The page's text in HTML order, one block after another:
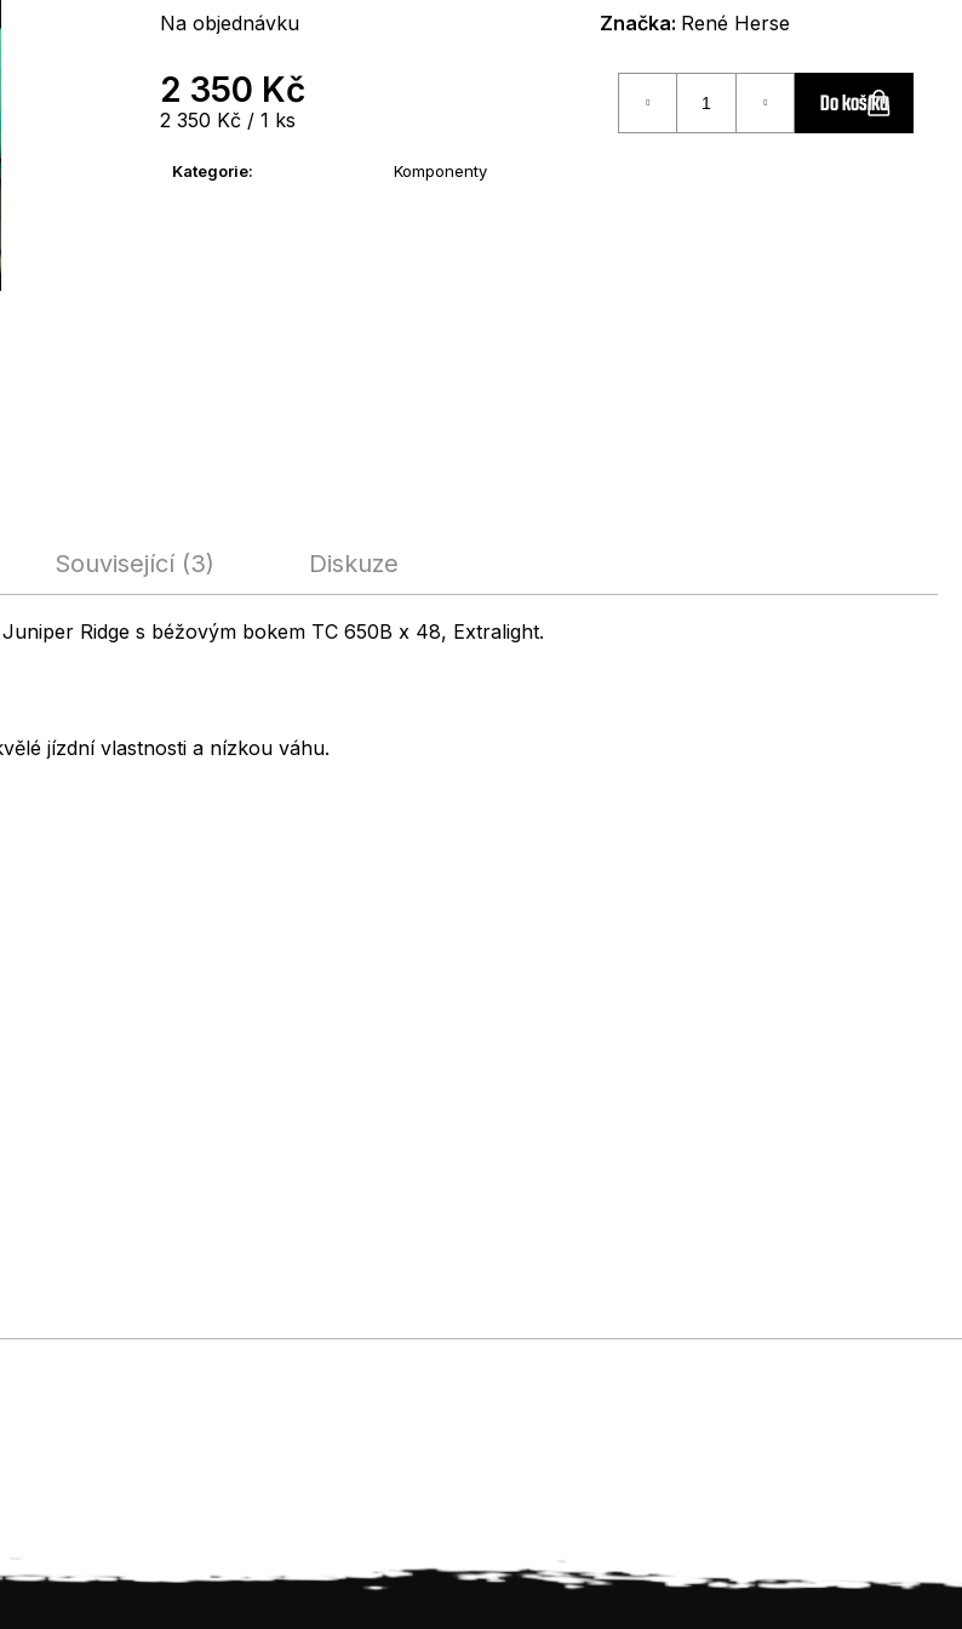
Na objednávku Značka: René Herse
2 350 Kč
Měrná
2 350 Kč / 1 ks
Do košíku
Kategorie: Komponenty
Související (3) Diskuze
Ridge s béžovým bokem TC 650B x 48, Extralight.
jízdní vlastnosti a nízkou váhu.